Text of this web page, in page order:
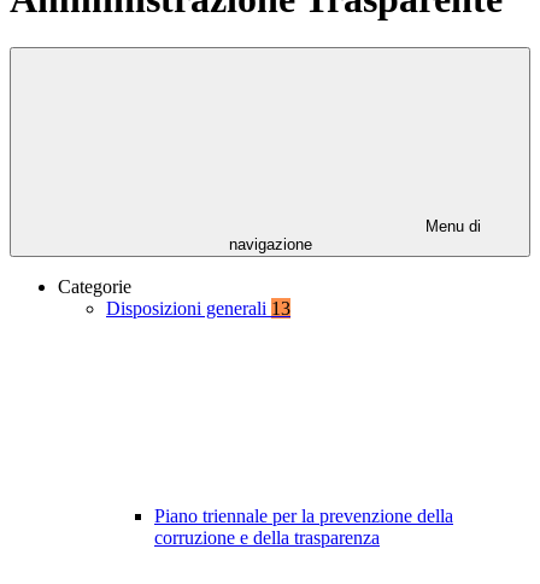
Menu di
navigazione
Categorie
Disposizioni generali 13
Piano triennale per la prevenzione della
corruzione e della trasparenza